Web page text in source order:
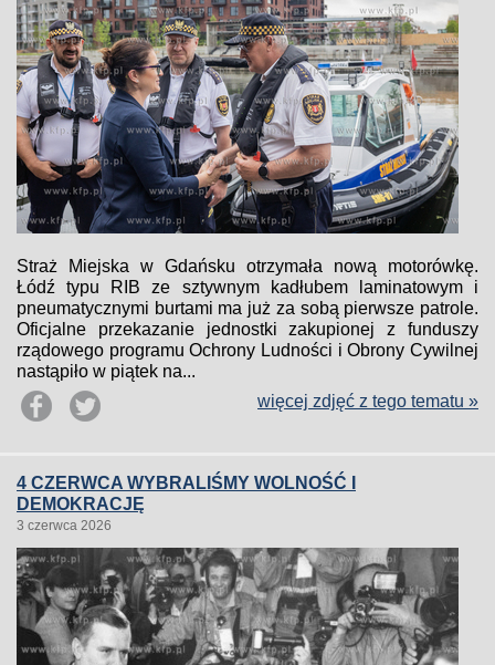
Straż Miejska w Gdańsku otrzymała nową motorówkę.
Łódź typu RIB ze sztywnym kadłubem laminatowym i
pneumatycznymi burtami ma już za sobą pierwsze patrole.
Oficjalne przekazanie jednostki zakupionej z funduszy
rządowego programu Ochrony Ludności i Obrony Cywilnej
nastąpiło w piątek na...
więcej zdjęć z tego tematu »
4 CZERWCA WYBRALIŚMY WOLNOŚĆ I
DEMOKRACJĘ
3 czerwca 2026